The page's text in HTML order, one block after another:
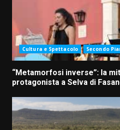
Cultura e Spettacolo Secondo
“Metamorfosi inverse”: la
protagonista a Selva di